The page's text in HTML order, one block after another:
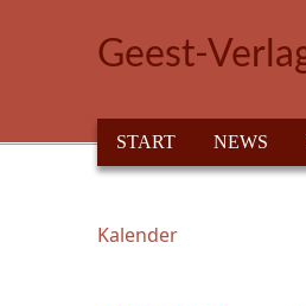
Geest-
HAUPTMENÜ
START NEWS
Sie sind hier
Kalender